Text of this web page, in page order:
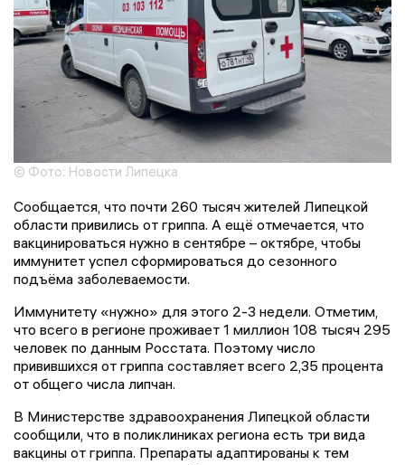
© Фото: Новости Липецка
Сообщается, что почти 260 тысяч жителей Липецкой
области привились от гриппа. А ещё отмечается, что
вакцинироваться нужно в сентябре – октябре, чтобы
иммунитет успел сформироваться до сезонного
подъёма заболеваемости.
Иммунитету «нужно» для этого 2-3 недели. Отметим,
что всего в регионе проживает 1 миллион 108 тысяч 295
человек по данным Росстата. Поэтому число
привившихся от гриппа составляет всего 2,35 процента
от общего числа липчан.
В Министерстве здравоохранения Липецкой области
сообщили, что в поликлиниках региона есть три вида
вакцины от гриппа. Препараты адаптированы к тем